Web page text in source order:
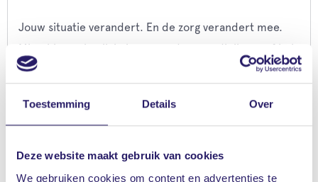
Toestemming Details Over
Deze website maakt gebruik van cookies
We gebruiken cookies om content en advertenties te
Jouw situatie verandert. En de zorg verandert mee.
Misschien gebruik je ineens andere medicijnen, of heb
je juist minder zorg nodig. Dan is het goed om te
huidige verzekering.
Ontvang een zorgalert